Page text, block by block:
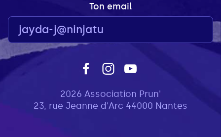
Ton email
2026 Association Prun'
23, rue Jeanne d'Arc 44000 Nantes